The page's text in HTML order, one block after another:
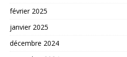
février 2025
janvier 2025
décembre 2024